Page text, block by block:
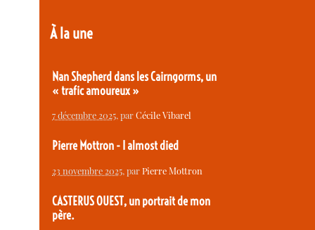
À la une
Nan Shepherd dans les Cairngorms, un
« trafic amoureux »
7 décembre 2025, parCécile Vibarel
Pierre Mottron - I almost died
23 novembre 2025, parPierre Mottron
CASTERUS OUEST, un portrait de mon
père.